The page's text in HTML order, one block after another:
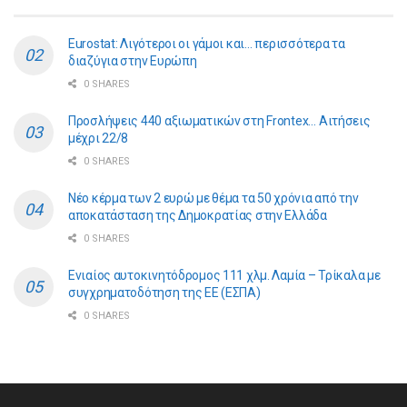
Eurostat: Λιγότεροι οι γάμοι και… περισσότερα τα
διαζύγια στην Ευρώπη
0 SHARES
Προσλήψεις 440 αξιωματικών στη Frontex… Αιτήσεις
μέχρι 22/8
0 SHARES
Νέο κέρμα των 2 ευρώ με θέμα τα 50 χρόνια από την
αποκατάσταση της Δημοκρατίας στην Ελλάδα
0 SHARES
Ενιαίος αυτοκινητόδρομος 111 χλμ. Λαμία – Τρίκαλα με
συγχρηματοδότηση της ΕE (ΕΣΠΑ)
0 SHARES